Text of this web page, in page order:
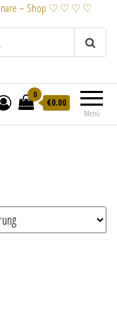
– Shop ♡ ♡ ♡ ♡
Menü
0
€0.00